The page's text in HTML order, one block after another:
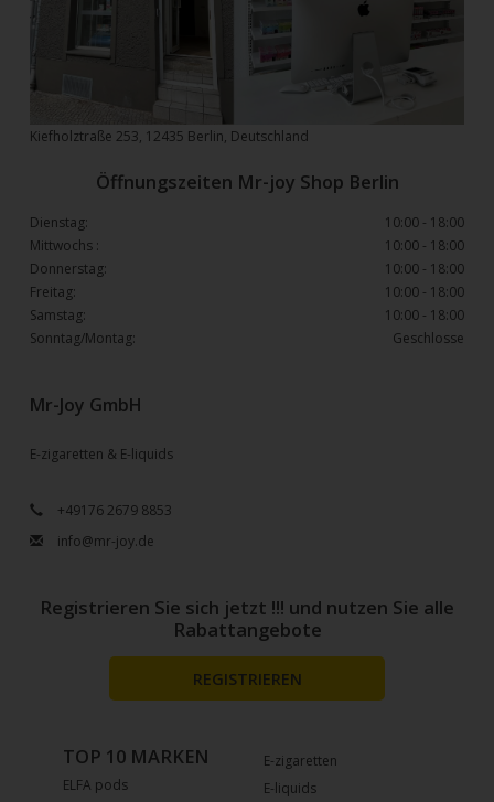
Mr-Joy GmbH
E-zigaretten & E-liquids
+49176 2679 8853
info@mr-joy.de
Kiefholztraße 253, 12435 Berlin, Deutschland
Öffnungszeiten Mr-joy Shop Berlin
Dienstag:
10:00 - 18:00
Mittwochs :
10:00 - 18:00
Donnerstag:
10:00 - 18:00
Freitag:
10:00 - 18:00
Samstag:
10:00 - 18:00
Sonntag/Montag:
Geschlosse
E-zigaretten
E-liquids
TOP 10 MARKEN
ELFA pods
Registrieren Sie sich jetzt !!! und nutzen Sie alle
Rabattangebote
REGISTRIEREN